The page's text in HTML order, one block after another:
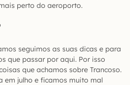
perto do aeroporto.
seguimos as suas dicas e para
que passar por aqui. Por isso
que achamos sobre Trancoso.
em julho e ficamos muito mal